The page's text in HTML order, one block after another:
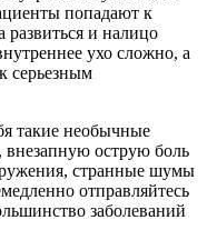
попадают к
развиться и налицо
ухо сложно, а
серьезным
такие необычные
острую боль
странные шумы
отправляйтесь
заболеваний